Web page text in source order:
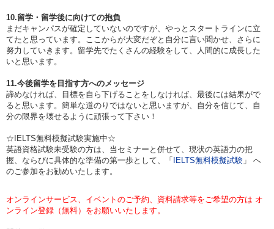
10.留学・留学後に向けての抱負
まだキャンパスが確定していないのですが、やっとスタートラインに立
てたと思っています。ここからが大変だぞと自分に言い聞かせ、さらに
努力していきます。留学先でたくさんの経験をして、人間的に成長した
いと思います。
11.今後留学を目指す方へのメッセージ
諦めなければ、目標を自ら下げることをしなければ、最後には結果がで
ると思います。簡単な道のりではないと思いますが、自分を信じて、自
分の限界を壊せるように頑張って下さい！
☆IELTS無料模擬試験実施中☆
英語資格試験未受験の方は、当セミナーと併せて、現状の英語力の把
握、ならびに具体的な準備の第一歩として、「
IELTS無料模擬試験 」 へ
のご参加をお勧めいたします。
オンラインサービス、イベントのご予約、資料請求等をご希望の方は オ
ンライン登録（無料）をお願いいたします。